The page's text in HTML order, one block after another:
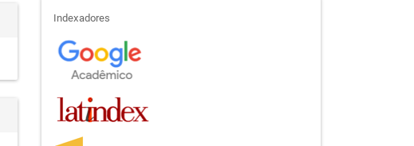
indexadores
Indexadores